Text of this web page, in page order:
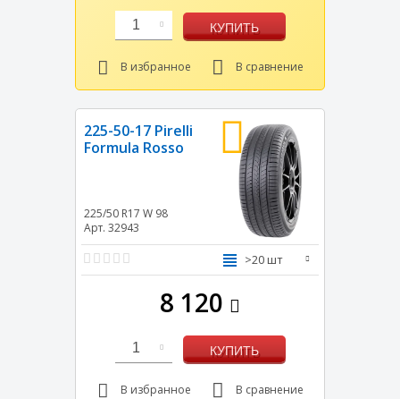
1 КУПИТЬ
В избранное В сравнение
225-50-17 Pirelli
Formula Rosso
225/50 R17 W 98
Арт. 32943
>20 шт
8 120
1 КУПИТЬ
В избранное В сравнение